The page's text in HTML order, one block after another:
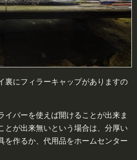
裏にフィラーキャップがありますの
イバーを使えば開けることが出来ま
とが出来無いという場合は、分厚い
を作るか、代用品をホームセンター